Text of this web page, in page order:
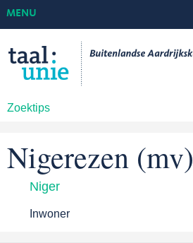
Zoektips
MENU
Nigerezen (mv)
Niger
Inwoner